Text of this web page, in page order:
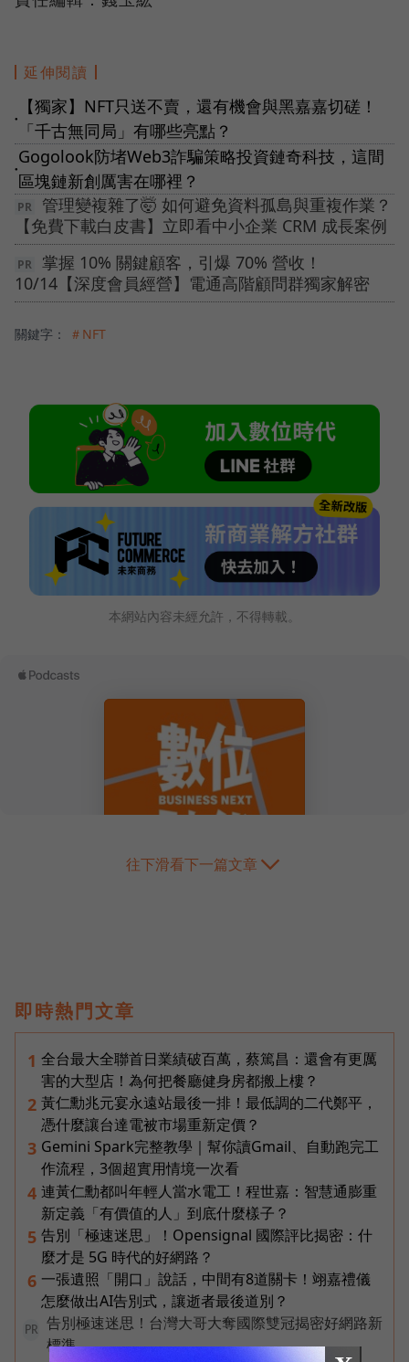
延伸閱讀
●
【獨家】NFT只送不賣，還有機會與黑嘉嘉切磋！
「千古無同局」有哪些亮點？
●
Gogolook防堵Web3詐騙策略投資鏈奇科技，這間
區塊鏈新創厲害在哪裡？
管理變複雜了🤯 如何避免資料孤島與重複作業？
【免費下載白皮書】立即看中小企業 CRM 成長案例
掌握 10% 關鍵顧客，引爆 70% 營收！
10/14【深度會員經營】電通高階顧問群獨家解密
關鍵字： ＃NFT
本網站內容未經允許，不得轉載。
往下滑看下一篇文章
即時熱門文章
1 全台最大全聯首日業績破百萬，蔡篤昌：還會有更厲
害的大型店！為何把餐廳健身房都搬上樓？
2 黃仁勳兆元宴永遠站最後一排！最低調的二代鄭平，
憑什麼讓台達電被市場重新定價？
3 Gemini Spark完整教學｜幫你讀Gmail、自動跑完工
作流程，3個超實用情境一次看
4 連黃仁勳都叫年輕人當水電工！程世嘉：智慧通膨重
新定義「有價值的人」到底什麼樣子？
5 告別「極速迷思」！Opensignal 國際評比揭密：什
麼才是 5G 時代的好網路？
6 一張遺照「開口」說話，中間有8道關卡！翊嘉禮儀
怎麼做出AI告別式，讓逝者最後道別？
PR
告別極速迷思！台灣大哥大奪國際雙冠揭密好網路新
標準